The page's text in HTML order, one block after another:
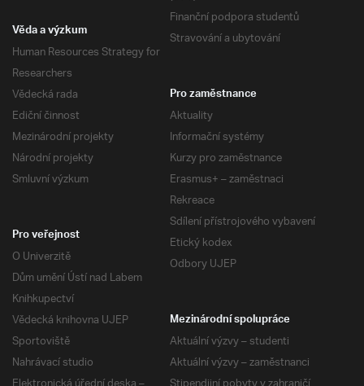
Finanční podpora studentů
Stravování a ubytování
Věda a výzkum
Human Resources Strategy for
Researchers
Vědecká rada
Ediční činnost
Mezinárodní projekty
Národní projekty
Smluvní výzkum
Pro zaměstnance
Aktuality
Informační systémy
Kurzy pro zaměstnance
Erasmus+ – zaměstnaci
Rekreace
Sdílení přístrojového vybavení
Etický kodex
Odbory UJEP
Pro veřejnost
O Univerzitě
Dům umění Ústí nad Labem
Knihkupectví
Vědecká knihovna UJEP
Sportoviště
Nahrávací studio
Mezinárodní spolupráce
Aktuální výzvy – studenti
Aktuální výzvy – zaměstnanci